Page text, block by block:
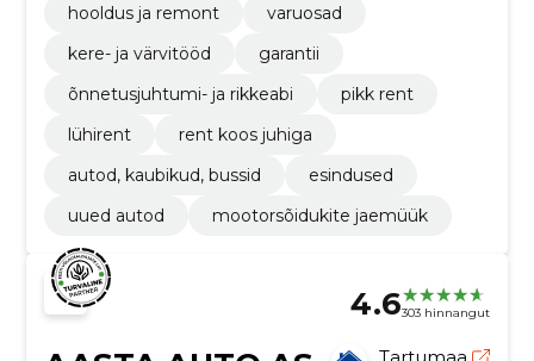
hooldus ja remont
varuosad
kere- ja värvitööd
garantii
õnnetusjuhtumi- ja rikkeabi
pikk rent
lühirent
rent koos juhiga
autod, kaubikud, bussid
esindused
uued autod
mootorsõidukite jaemüük
4.6303 hinnangut